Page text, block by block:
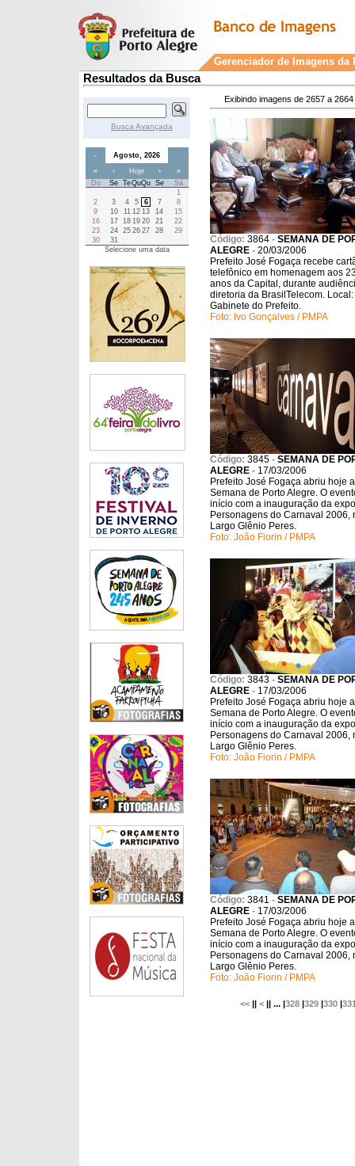
Gerenciador de Imagens da
Resultados da Busca
Exibindo imagens de 2657 a 2664
Código: 3864 - SEMANA DE
ALEGRE - 20/03/2006
Prefeito José Fogaça recebe
telefônico em homenagem aos
anos da Capital, durante
diretoria da BrasilTelecom. Local:
Gabinete do Prefeito.
Foto: Ivo Gonçalves / PMPA
Código: 3845 - SEMANA DE
ALEGRE - 17/03/2006
Prefeito José Fogaça abriu hoje
Semana de Porto Alegre. O
início com a inauguração da
Personagens do Carnaval 2006,
Largo Glênio Peres.
Foto: João Fiorin / PMPA
Código: 3843 - SEMANA DE
ALEGRE - 17/03/2006
Prefeito José Fogaça abriu hoje
Semana de Porto Alegre. O
início com a inauguração da
Personagens do Carnaval 2006,
Largo Glênio Peres.
Foto: João Fiorin / PMPA
Código: 3841 - SEMANA DE
ALEGRE - 17/03/2006
Prefeito José Fogaça abriu hoje
Semana de Porto Alegre. O
início com a inauguração da
Personagens do Carnaval 2006,
Largo Glênio Peres.
Foto: João Fiorin / PMPA
<< ||< || ... |328 |329 |330 |
Busca Avançada
-
Agosto, 2026
«
‹ Hoje ›
»
Do
Se TeQuQu Se
Sá
1
2
3 4 5 6 7
8
9
10 11 12 13 14
15
16
17 18 19 20 21
22
23
24 25 26 27 28
29
30
31
Selecione uma data